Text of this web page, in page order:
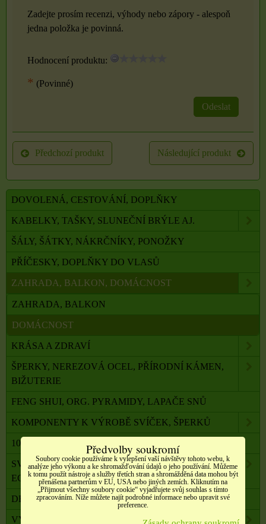
Zadejte prosím recenzi, výhody nebo zápory - alespoň
jedna položka je povinná.
Hodnocení produktu:
* (Povinné)
Odeslat
Předchozí produkt Následující produkt
DOVOLENÁ, CESTOVÁNÍ, DOPLŇKY
KABELKY, TAŠKY, SLUNEČNÍ BRÝLE AJ.
ŠÁLY, ŠÁTKY, NÁKRČNÍKY, PONOŽKY
PŘÍČESKY, DOPLŇKY DO VLASŮ
ZAHRADA, BALKON, DOMÁCNOST
ZAHRADA, BALKON
DOMÁCNOST
KRÁSA A ZDRAVÍ
ŠPERKY, NEREZOVÁ OCEL, PŘÍRODNÍ KÁMEN,
BIŽUTERIE
FENG SHUI, ORG. PYRAMIDY, LAPAČE SNŮ
KOMPONENTY K VÝROBĚ SVÍČEK, ŠPERKŮ
100 % PŘÍRODNÍ ESENCIÁLNÍ OLEJE SALOOS
SVÍČKY Z PALMOVÉHO A SÓJOVÉHO VOSKU
ECO
DRAHÉ A LÉČIVÉ KAMENY
VYKUŘOVADLA, VONNÉ TYČINKY A ŠIŠKY,
Předvolby soukromí
Soubory cookie používáme k vylepšení vaší návštěvy tohoto webu, k
analýze jeho výkonu a ke shromažďování údajů o jeho používání. Můžeme
k tomu použít nástroje a služby třetích stran a shromážděná data mohou být
přenášena partnerům v EU, USA nebo jiných zemích. Kliknutím na
„Přijmout všechny soubory cookie“ vyjadřujete svůj souhlas s tímto
zpracováním. Níže můžete najít podrobné informace nebo upravit své
preference.